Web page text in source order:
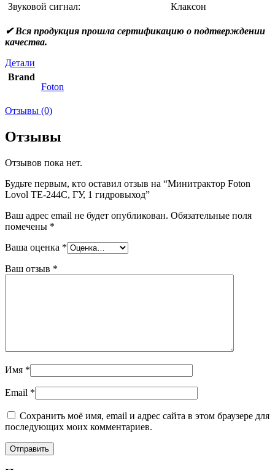
Звуковой сигнал: Клаксон
✔ Вся продукция прошла сертификацию о подтверждении
качества.
Детали
Brand
Foton
Отзывы (0)
Отзывы
Отзывов пока нет.
Будьте первым, кто оставил отзыв на “Минитрактор Foton
Lovol TE-244C, ГУ, 1 гидровыход”
Ваш адрес email не будет опубликован. Обязательные поля
помечены *
Ваша оценка *
Ваш отзыв *
Имя *
Email *
Сохранить моё имя, email и адрес сайта в этом браузере для
последующих моих комментариев.